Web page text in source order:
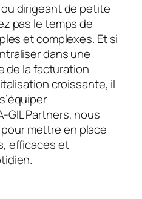
dirigeant de petite
pas le temps de
et complexes. Et si
dans une
de la facturation
croissante, il
GIL Partners, nous
mettre en place
efficaces et